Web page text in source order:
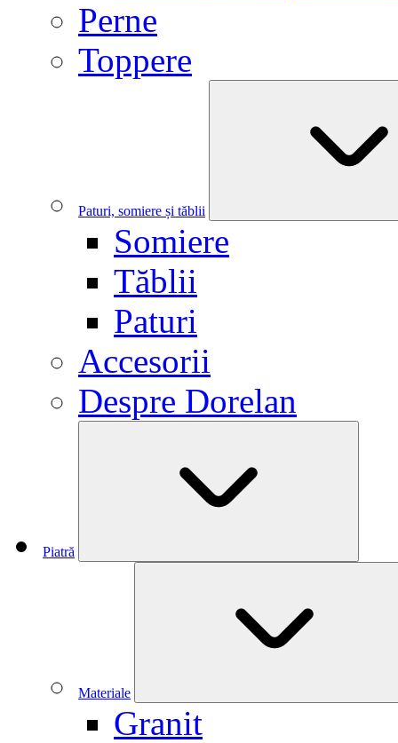
Perne
Toppere
Paturi, somiere și tăblii
Somiere
Tăblii
Paturi
Accesorii
Despre Dorelan
Piatră
Materiale
Granit